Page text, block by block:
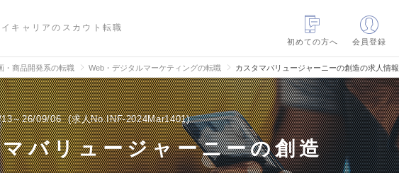
キャリアのスカウト転職
初めての方へ
会員登録
・商品開発系の転職 Web・デジタルマーケティングの転職 カスタマバリュージャーニーの創造の求人情報
～26/09/06 求人No.INF-2024Mar1401
バリュージャーニーの創造